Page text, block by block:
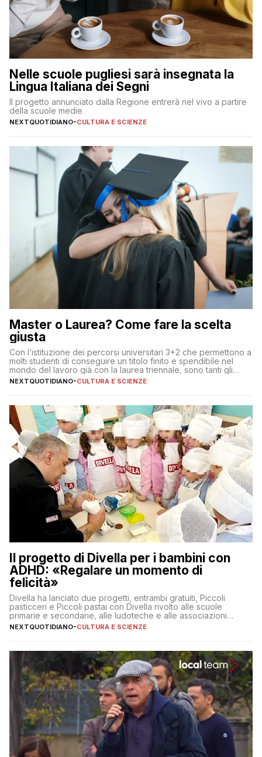
Nelle scuole pugliesi sarà insegnata la
Lingua Italiana dei Segni
Il progetto annunciato dalla Regione entrerà nel vivo a partire
della scuole medie
NEXTQUOTIDIANO-CULTURA E SCIENZE
Master o Laurea? Come fare la scelta
giusta
Con l’istituzione dei percorsi universitari 3+2 che permettono a
molti studenti di conseguire un titolo finito e spendibile nel
mondo del lavoro già con la laurea triennale, sono tanti gli
interrogativi che si pongono gli studenti una volta raggiunto
l’obiettivo di primo livello
NEXTQUOTIDIANO-CULTURA E SCIENZE
Il progetto di Divella per i bambini con
ADHD: «Regalare un momento di
felicità»
Divella ha lanciato due progetti, entrambi gratuiti, Piccoli
pasticceri e Piccoli pastai con Divella rivolto alle scuole
primarie e secondarie, alle ludoteche e alle associazioni
pugliesi che si occupano di bambini con ADHD
NEXTQUOTIDIANO-CULTURA E SCIENZE